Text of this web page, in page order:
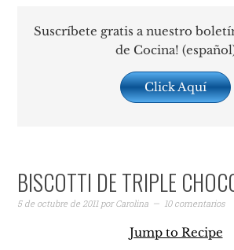
Suscríbete gratis a nuestro
de Cocina!
Click Aquí
BISCOTTI DE TRIPLE
5 de octubre de 2011porCarolina 10 comentarios
Jump to Recipe